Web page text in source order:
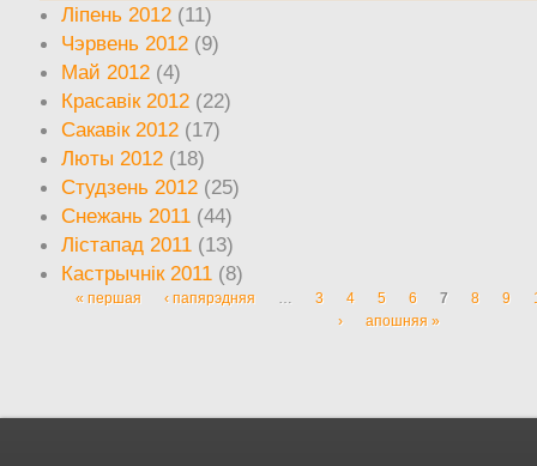
Ліпень 2012 (11)
Чэрвень 2012 (9)
Май 2012 (4)
Красавік 2012 (22)
Сакавік 2012 (17)
Люты 2012 (18)
Студзень 2012 (25)
Снежань 2011 (44)
Лістапад 2011 (13)
Кастрычнік 2011 (8)
Старонкі
« першая ‹ папярэдняя … 3 4 5 6 7 8 9
›
апошняя »